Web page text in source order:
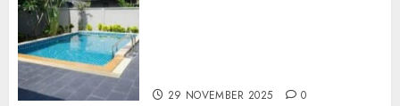
29 NOVEMBER 2025 0